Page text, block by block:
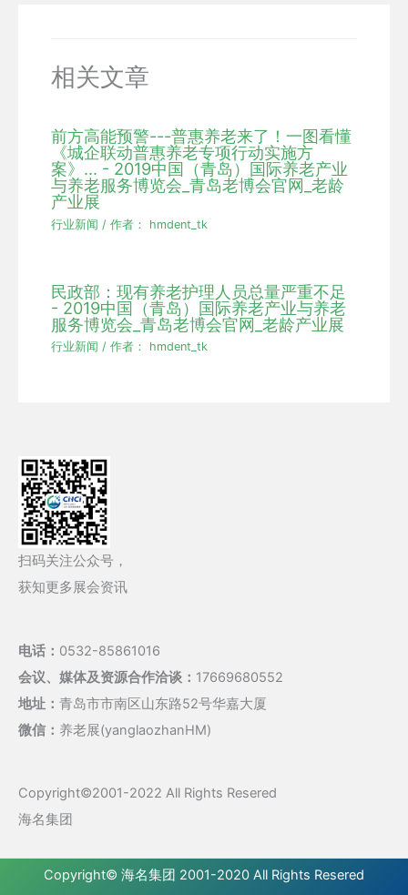
相关文章
前方高能预警---普惠养老来了！一图看懂
《城企联动普惠养老专项行动实施方
案》... - 2019中国（青岛）国际养老产业
与养老服务博览会_青岛老博会官网_老龄
产业展
行业新闻 / 作者： hmdent_tk
民政部：现有养老护理人员总量严重不足
- 2019中国（青岛）国际养老产业与养老
服务博览会_青岛老博会官网_老龄产业展
行业新闻 / 作者： hmdent_tk
扫码关注公众号，
获知更多展会资讯
电话： 0532-85861016
会议、媒体及资源合作洽谈： 17669680552
地址： 青岛市市南区山东路52号华嘉大厦
微信： 养老展(yanglaozhanHM)
Copyright©2001-2022 All Rights Resered
海名集团
Copyright© 海名集团 2001-2020 All Rights Resered